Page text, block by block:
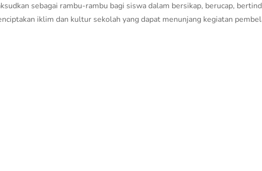
sebagai rambu-rambu bagi siswa dalam bersikap, berucap,
iklim dan kultur sekolah yang dapat menunjang kegiatan